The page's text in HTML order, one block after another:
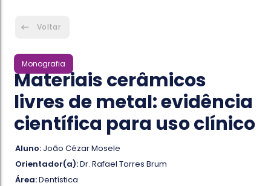
Voltar
Monografia
Materiais cerâmicos
livres de metal: evidência
científica para uso clínico
Aluno: João Cézar Mosele
Orientador(a):Dr. Rafael Torres Brum
Área:Dentística